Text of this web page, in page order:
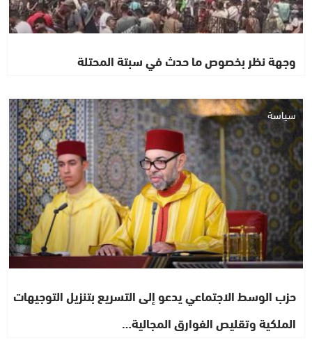
وجهة نظر بخصوص ما حدث في سبتة المحتلة
سياسة
حزب الوسط الاجتماعي يدعو إلى التسريع بتنزيل التوجيهات
الملكية وتقليص الفوارق المجالية…